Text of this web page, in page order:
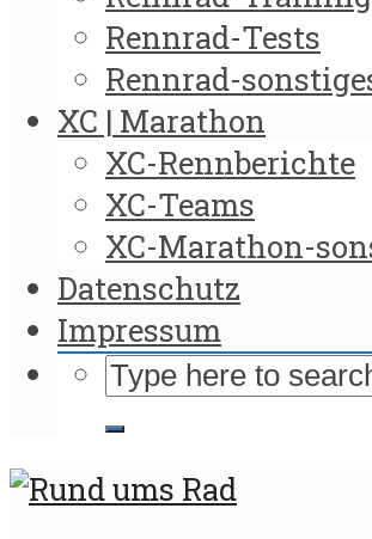
Rennrad-Tests
Rennrad-
XC | Marathon
XC-Rennberichte
XC-Teams
XC-Marathon-
Datenschutz
Impressum